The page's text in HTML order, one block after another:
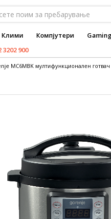
Клими Компјутери
900
MC6MBK мултифункционален готвач